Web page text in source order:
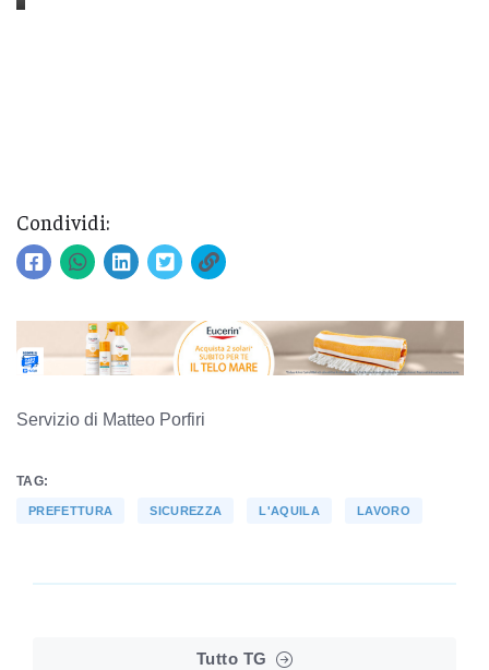
Condividi:
Servizio di Matteo Porfiri
TAG:
PREFETTURA SICUREZZA L'AQUILA LAVORO
Tutto TG